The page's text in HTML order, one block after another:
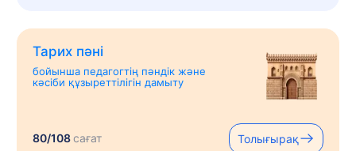
Тарих пәні
бойынша педагогтің пәндік және
кәсіби құзыреттілігін дамыту
80/108сағат Толығырақ